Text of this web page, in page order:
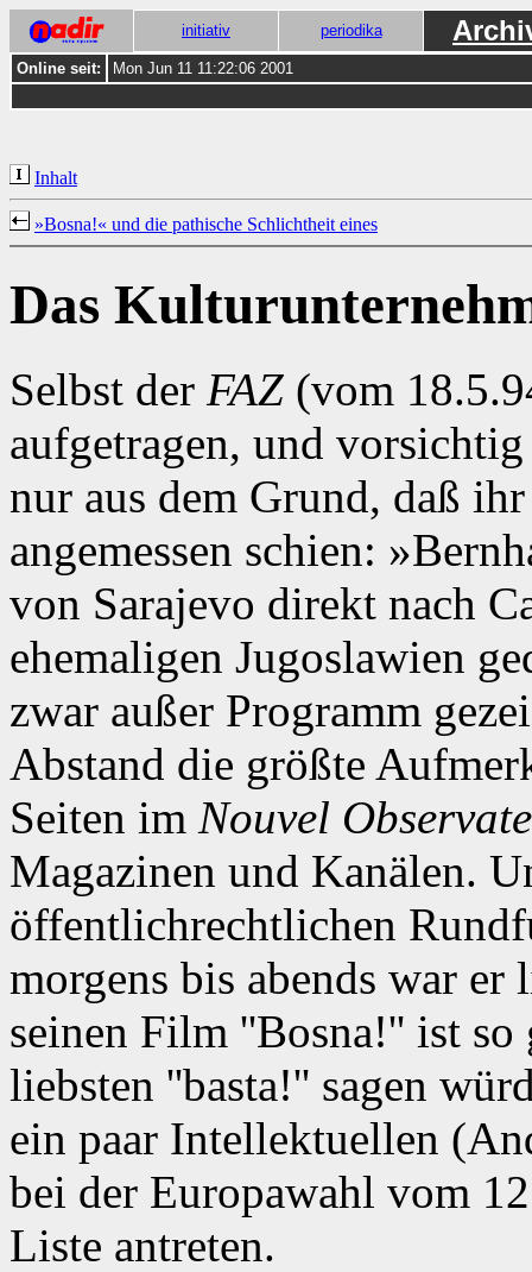
initiativ periodika
Online seit: Mon Jun 11 11:22:06 2001
Inhalt
»Bosna!« und die pathische Schlichtheit eines
Das
Selbst der FAZ (vom
aufgetragen, und
nur aus dem Grund, daß
angemessen schien:
von Sarajevo direkt nach
ehemaligen Jugoslawien
zwar außer Programm
Abstand die größte
Seiten im Nouvel
Magazinen und Kanälen.
öffentlichrechtlichen
morgens bis abends war
seinen Film ''Bosna!'' ist so
liebsten ''basta!'' sagen
ein paar Intellektuellen
bei der Europawahl vom
Liste antreten.